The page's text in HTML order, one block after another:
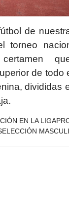
de
torneo
certamen
de todo
divididas
EN LA